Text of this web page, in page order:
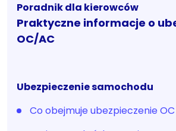
Poradnik dla kierowców
Praktyczne informacje o
OC/AC
Ubezpieczenie samochodu
Co obejmuje ubezpieczenie OC